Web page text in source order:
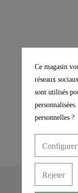
Ce magasin
réseaux
sont utilisés
personnelles ?
Configurer
Rejeter